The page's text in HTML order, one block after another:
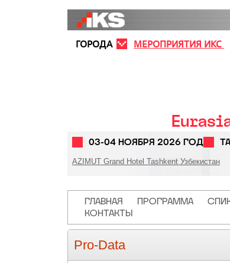
МЕРОПРИЯТИЯ ИКС
ГОРОДА
03-04 НОЯБРЯ 2026 ГОД
AZIMUT Grand Hotel Tashkent Узбекистан
Основная навигация
ГЛАВНАЯ ПРОГРАММА
КОНТАКТЫ
Pro-Data